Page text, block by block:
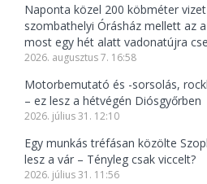
Naponta közel 200 köbméter
szombathelyi Órásház mellett az
most egy hét alatt vadonatújra
2026. augusztus 7. 16:58
Motorbemutató és -sorsolás,
– ez lesz a hétvégén Diósgyőrben
2026. július 31. 12:10
Egy munkás tréfásan közölte
lesz a vár – Tényleg csak viccelt?
2026. július 31. 11:56